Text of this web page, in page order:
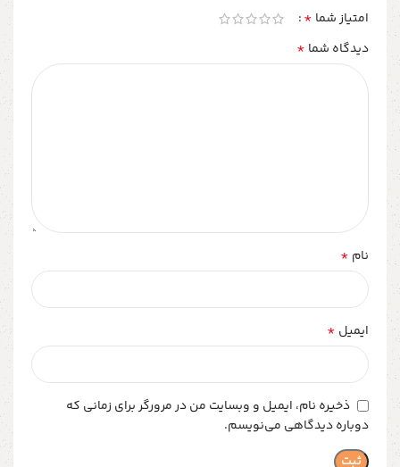
امتیاز شما *
دیدگاه شما *
نام *
ایمیل *
ذخیره نام، ایمیل و وبسایت من در مرورگر برای زمانی که
دوباره دیدگاهی می‌نویسم.